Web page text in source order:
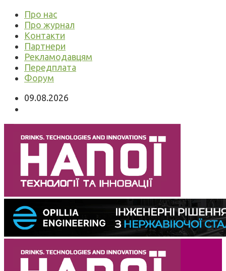
Про нас
Про журнал
Контакти
Партнери
Рекламодавцям
Передплата
Форум
09.08.2026